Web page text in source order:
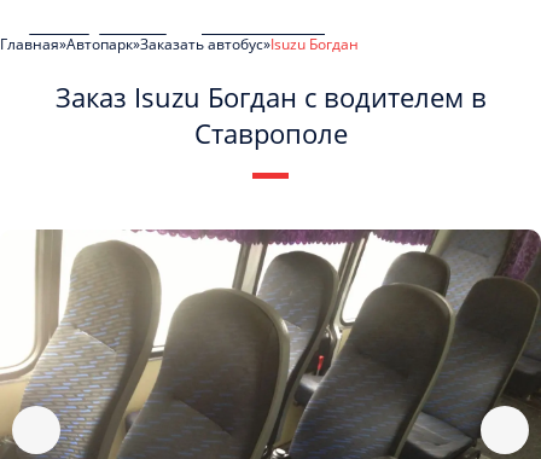
Главная Автопарк Заказать автобус Isuzu Богдан
Заказ Isuzu Богдан с водителем в
Ставрополе
Политикой конфиденциальности
ознакомлен(а), даю согласие на